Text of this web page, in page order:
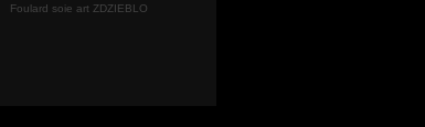
Foulard soie art ZDZIEBLO